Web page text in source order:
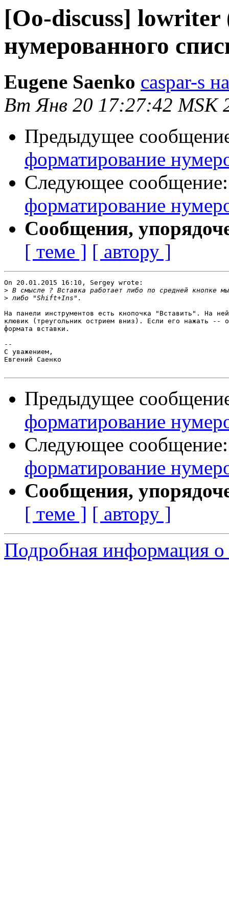
[Oo-discuss] lowriter
нумерованного
Eugene Saenko caspar-s
Вт Янв 20 17:27:42 MSK
Предыдущее
форматирование
Следующее
форматирование
Сообщения,
[ теме ] [ автору ]
On 20.01.2015 16:10, Sergey wrote:
>
>
На панели инструментов есть кнопочка "Вставить". На
клювик (треугольник острием вниз). Если его нажать --
формата вставки.
--
С уважением,
Евгений Саенко
Предыдущее
форматирование
Следующее
форматирование
Сообщения,
[ теме ] [ автору ]
Подробная информация о